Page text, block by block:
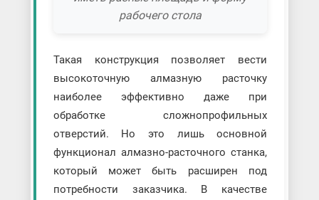
рабочего стола
Такая конструкция позволяет вести
высокоточную алмазную расточку
наиболее эффективно даже при
обработке сложнопрофильных
отверстий. Но это лишь основной
функционал алмазно-расточного станка,
который может быть расширен под
потребности заказчика. В качестве